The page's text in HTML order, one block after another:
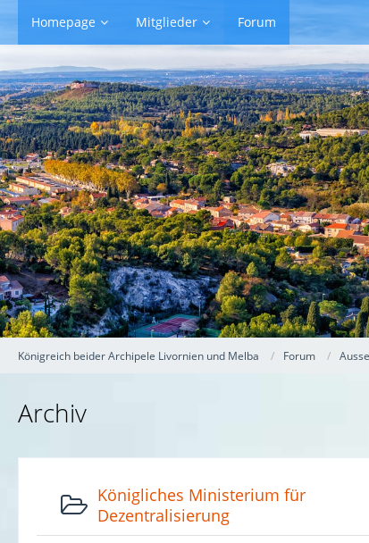
Homepage Mitglieder Forum
Königreich beider Archipele Livornien und Melba Forum
Archiv
Königliches Ministerium für
Dezentralisierung